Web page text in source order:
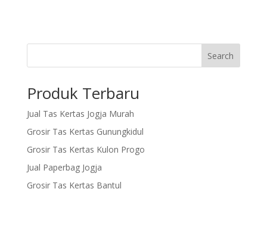
Search
Produk Terbaru
Jual Tas Kertas Jogja Murah
Grosir Tas Kertas Gunungkidul
Grosir Tas Kertas Kulon Progo
Jual Paperbag Jogja
Grosir Tas Kertas Bantul